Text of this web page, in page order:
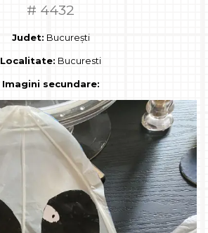
# 4432
Judet: București
Localitate: Bucuresti
Imagini secundare: